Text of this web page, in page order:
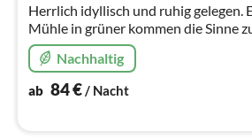
Herrlich idyllisch und ruhig gelegen.
Mühle in grüner kommen die Sinne zur Blick in's weite
Grü bezauberndem
Nachhaltig
ab 84€/ Nacht